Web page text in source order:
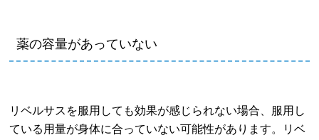
薬の容量があっていない
リベルサスを服用しても効果が感じられない場合、服用し
ている用量が身体に合っていない可能性があります。リベ